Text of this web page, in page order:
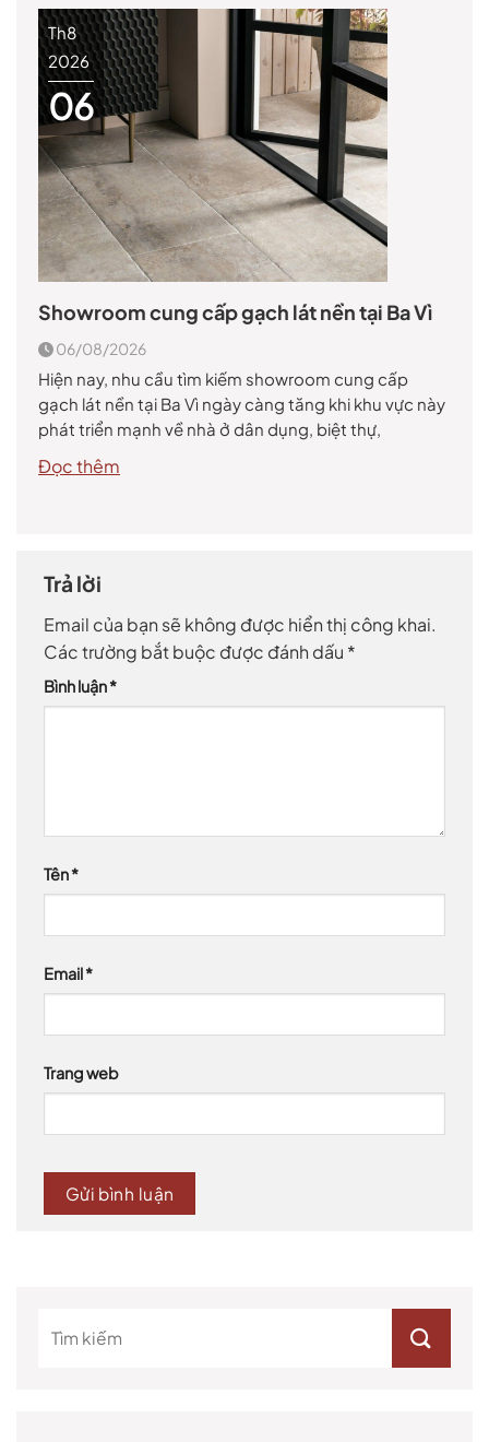
Th8
2026
06
Showroom cung cấp gạch lát nền tại Ba Vì
06/08/2026
Hiện nay, nhu cầu tìm kiếm showroom cung cấp
gạch lát nền tại Ba Vì ngày càng tăng khi khu vực này
phát triển mạnh về nhà ở dân dụng, biệt thự,
homestay, khu nghỉ dưỡng và các công trình du lịch
sinh thái. Gạch lát nền không chỉ là vật liệu hoàn thiện
Đọc thêm
Trả lời
Email của bạn sẽ không được hiển thị công khai.
Các trường bắt buộc được đánh dấu *
Bình luận*
Tên*
Email*
Trang web